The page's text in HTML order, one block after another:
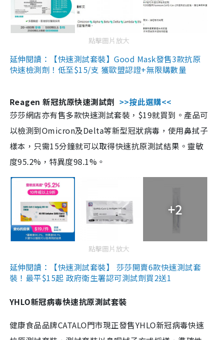
點擊圖片放大
延伸閱讀：【快速測試套裝】Good Mask發售3款抗原
快速檢測劑！低至$15/支 獲歐盟認證+無限購數量
Reagen 新冠抗原快速測試劑 >>按此選購<<
莎莎網店亦有售多款快速測試套裝，$19就買到。產品可
以檢測到Omicron及Delta等新型冠狀病毒，使用鼻拭子
樣本，只需15分鐘就可以取得快速抗原測試結果。靈敏
度95.2%，特異度98.1%。
+2
點擊圖片放大
延伸閱讀：【快速測試套裝】 莎莎開賣6款快速測試套
裝！最平$15起 政府衛生署認可測試劑買2送1
YHLO新冠病毒快速抗原測試套裝
健康食品品牌CATALO門市現正發售YHLO新冠病毒快速